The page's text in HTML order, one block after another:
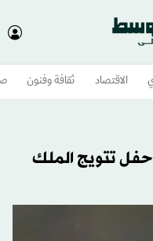
الاقتصاد ثقافة وفنون
تتويج الملك